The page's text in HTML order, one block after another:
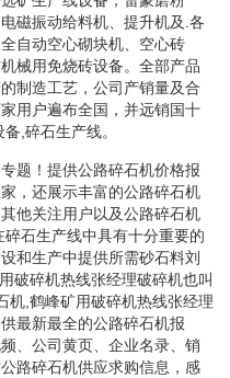
磁振动给料机、提升机及.各
自动空心砌块机、空心砖
械用免烧砖设备。全部产品
制造工艺，公司产销量及合
用户遍布全国，并远销国十
,碎石生产线。
题！提供公路碎石机价格报
，还展示丰富的公路碎石机
他关注用户以及公路碎石机
石生产线中具有十分重要的
和生产中提供所需砂石料刘
破碎机热线张经理破碎机也叫
机,鹤峰矿用破碎机热线张经理
最新最全的公路碎石机报
、公司黄页、企业名录、销
路碎石机供应求购信息，感